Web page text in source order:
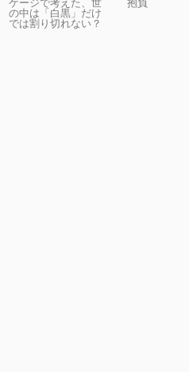
の中は「白黒」だけ
では割り切れない？